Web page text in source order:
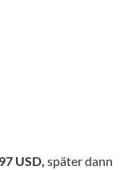
97 USD, später dann